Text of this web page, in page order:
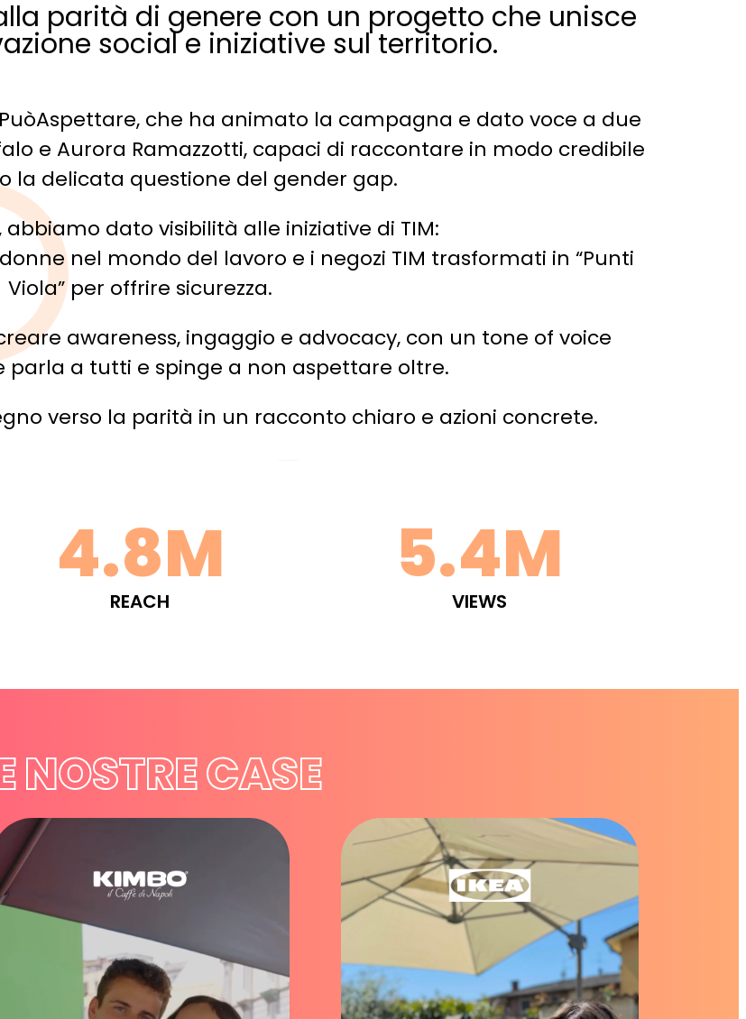
parità di genere con un progetto che unisce
social e iniziative sul territorio.
che ha animato la campagna e dato voce a due
e Aurora Ramazzotti, capaci di raccontare in modo credibile
la delicata questione del gender gap.
dato visibilità alle iniziative di TIM:
nel mondo del lavoro e i negozi TIM trasformati in “Punti
Viola” per offrire sicurezza.
awareness, ingaggio e advocacy, con un tone of voice
parla a tutti e spinge a non aspettare oltre.
verso la parità in un racconto chiaro e azioni concrete.
4.8M
REACH
5.4M
VIEWS
NOSTRE CASE